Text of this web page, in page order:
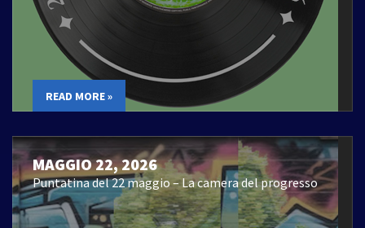
READ MORE »
MAGGIO 22, 2026
Puntatina del 22 maggio – La camera del progresso